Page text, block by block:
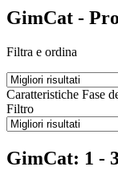
GimCat -
Filtra e ordina
Caratteristiche Fase
Filtro
GimCat: 1 -